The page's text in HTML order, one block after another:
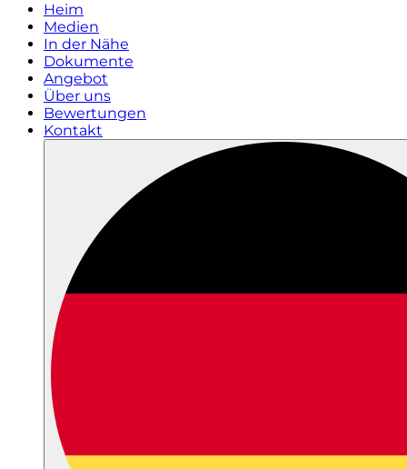
Heim
Medien
In der Nähe
Dokumente
Angebot
Über uns
Bewertungen
Kontakt